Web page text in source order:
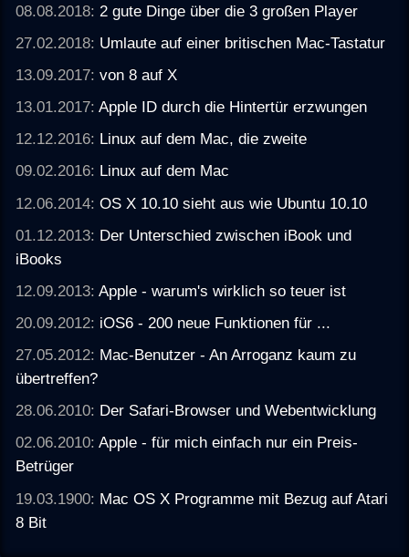
08.08.2018: 2 gute Dinge über die 3 großen Player
27.02.2018: Umlaute auf einer britischen Mac-Tastatur
13.09.2017:von 8 auf X
13.01.2017:Apple ID durch die Hintertür erzwungen
12.12.2016: Linux auf dem Mac, die zweite
09.02.2016: Linux auf dem Mac
12.06.2014:OS X 10.10 sieht aus wie Ubuntu 10.10
01.12.2013: Der Unterschied zwischen iBook und
iBooks
12.09.2013:Apple - warum's wirklich so teuer ist
20.09.2012: iOS6 - 200 neue Funktionen für ...
27.05.2012: Mac-Benutzer - An Arroganz kaum zu
übertreffen?
28.06.2010: Der Safari-Browser und Webentwicklung
02.06.2010:Apple - für mich einfach nur ein Preis-
Betrüger
19.03.1900: Mac OS X Programme mit Bezug auf Atari
8 Bit